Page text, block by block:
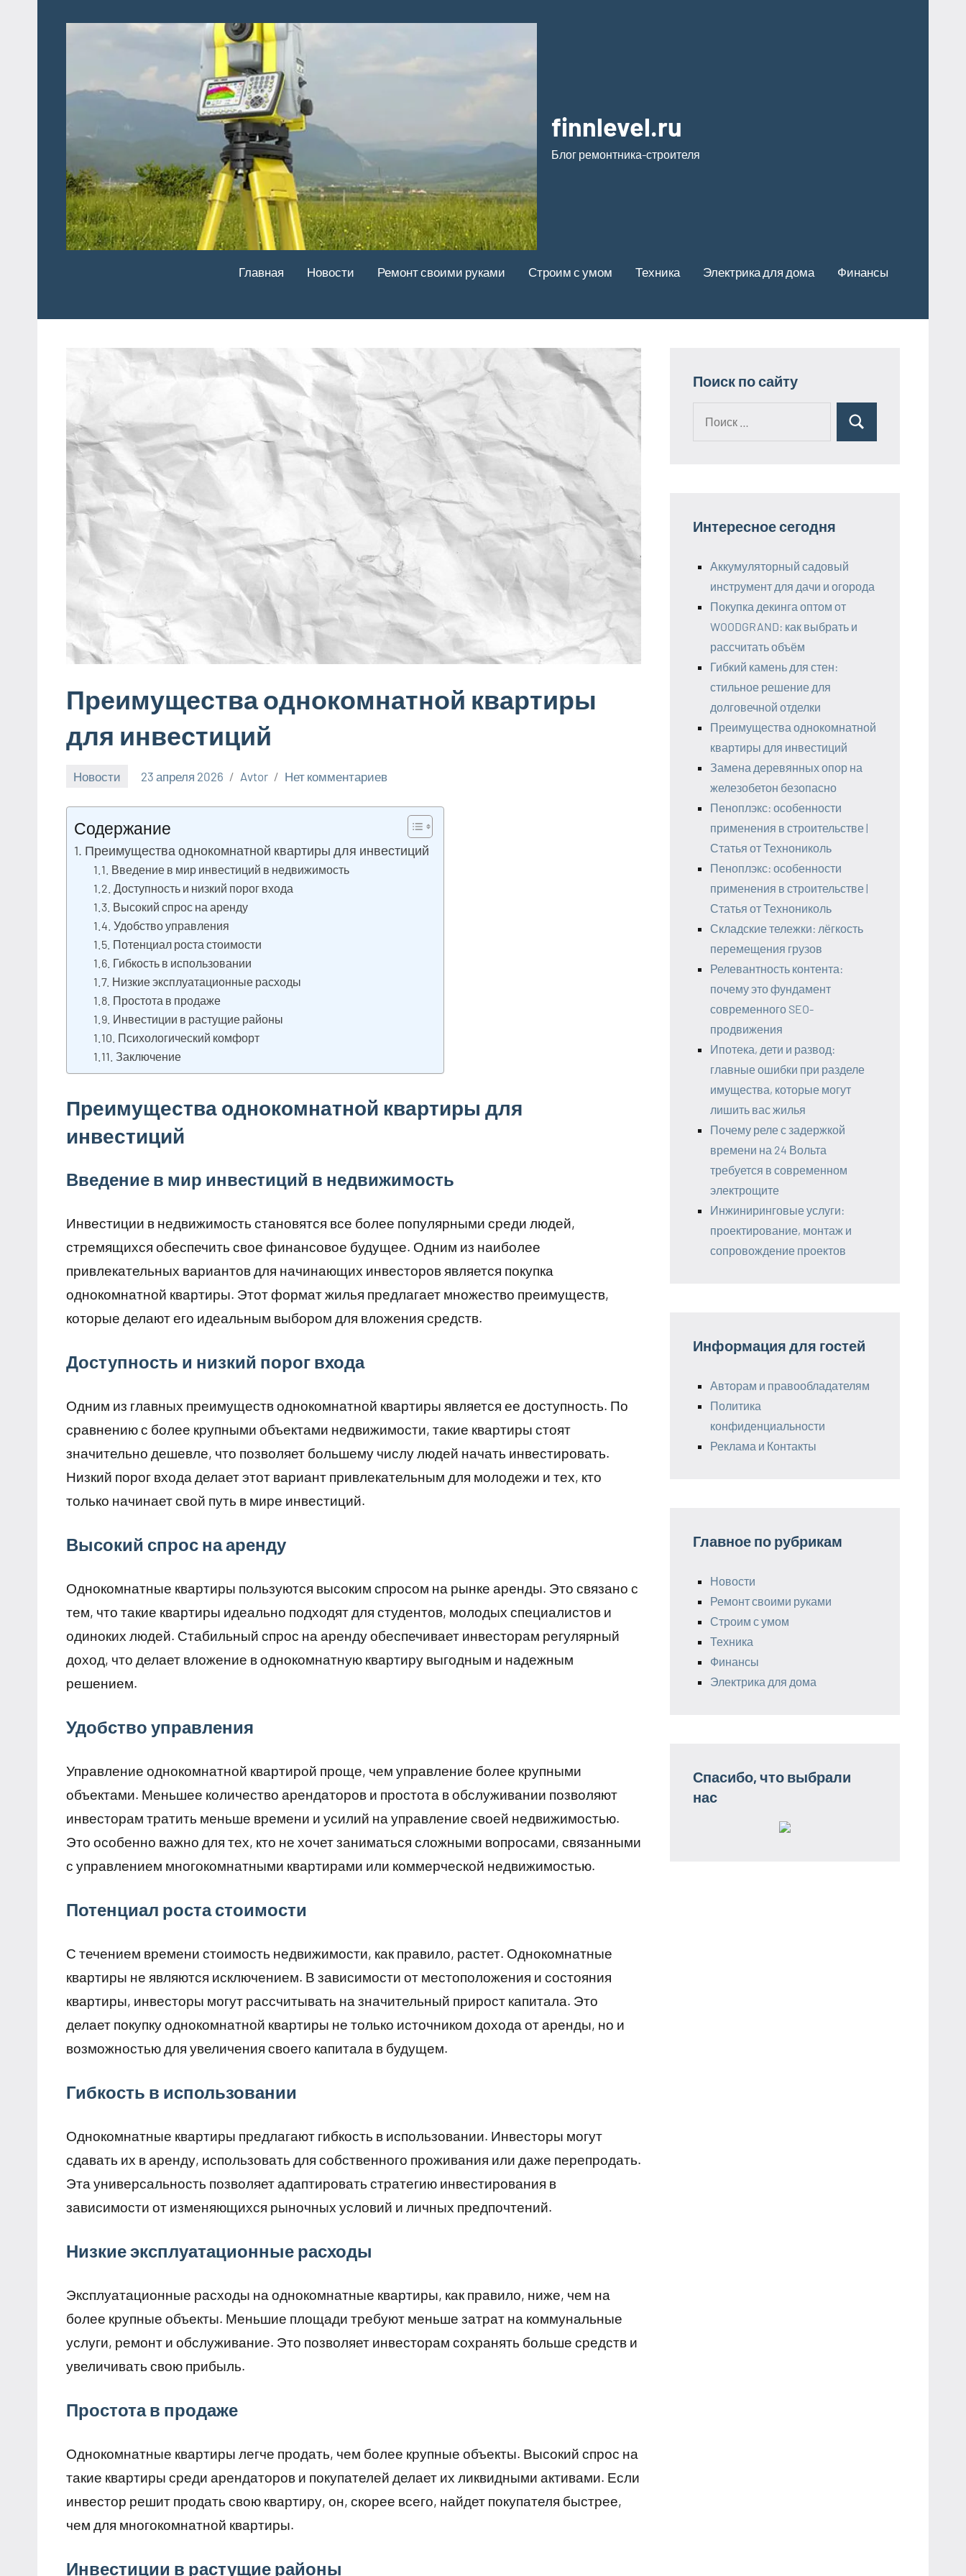
finnlevel.ru
Блог ремонтника-строителя
Главная Новости Ремонт своими руками Строим с умом Техника Электрика для дома Финансы
Преимущества однокомнатной квартиры
для инвестиций
Новости 23 апреля 2026 Avtor Нет комментариев
Содержание
Преимущества однокомнатной квартиры для инвестиций
Введение в мир инвестиций в недвижимость
Доступность и низкий порог входа
Высокий спрос на аренду
Удобство управления
Потенциал роста стоимости
Гибкость в использовании
Низкие эксплуатационные расходы
Простота в продаже
Инвестиции в растущие районы
Психологический комфорт
Заключение
Преимущества однокомнатной квартиры для
инвестиций
Введение в мир инвестиций в недвижимость
Инвестиции в недвижимость становятся все более популярными среди людей,
стремящихся обеспечить свое финансовое будущее. Одним из наиболее
привлекательных вариантов для начинающих инвесторов является покупка
однокомнатной квартиры. Этот формат жилья предлагает множество преимуществ,
которые делают его идеальным выбором для вложения средств.
Доступность и низкий порог входа
Одним из главных преимуществ однокомнатной квартиры является ее доступность. По
сравнению с более крупными объектами недвижимости, такие квартиры стоят
значительно дешевле, что позволяет большему числу людей начать инвестировать.
Низкий порог входа делает этот вариант привлекательным для молодежи и тех, кто
только начинает свой путь в мире инвестиций.
Высокий спрос на аренду
Однокомнатные квартиры пользуются высоким спросом на рынке аренды. Это связано с
тем, что такие квартиры идеально подходят для студентов, молодых специалистов и
одиноких людей. Стабильный спрос на аренду обеспечивает инвесторам регулярный
доход, что делает вложение в однокомнатную квартиру выгодным и надежным
решением.
Удобство управления
Управление однокомнатной квартирой проще, чем управление более крупными
объектами. Меньшее количество арендаторов и простота в обслуживании позволяют
инвесторам тратить меньше времени и усилий на управление своей недвижимостью.
Это особенно важно для тех, кто не хочет заниматься сложными вопросами, связанными
с управлением многокомнатными квартирами или коммерческой недвижимостью.
Потенциал роста стоимости
С течением времени стоимость недвижимости, как правило, растет. Однокомнатные
квартиры не являются исключением. В зависимости от местоположения и состояния
квартиры, инвесторы могут рассчитывать на значительный прирост капитала. Это
делает покупку однокомнатной квартиры не только источником дохода от аренды, но и
возможностью для увеличения своего капитала в будущем.
Гибкость в использовании
Однокомнатные квартиры предлагают гибкость в использовании. Инвесторы могут
сдавать их в аренду, использовать для собственного проживания или даже перепродать.
Эта универсальность позволяет адаптировать стратегию инвестирования в
зависимости от изменяющихся рыночных условий и личных предпочтений.
Низкие эксплуатационные расходы
Эксплуатационные расходы на однокомнатные квартиры, как правило, ниже, чем на
более крупные объекты. Меньшие площади требуют меньше затрат на коммунальные
услуги, ремонт и обслуживание. Это позволяет инвесторам сохранять больше средств и
увеличивать свою прибыль.
Простота в продаже
Однокомнатные квартиры легче продать, чем более крупные объекты. Высокий спрос на
такие квартиры среди арендаторов и покупателей делает их ликвидными активами. Если
инвестор решит продать свою квартиру, он, скорее всего, найдет покупателя быстрее,
чем для многокомнатной квартиры.
Инвестиции в растущие районы
Поиск по сайту
Поиск
Интересное сегодня
Аккумуляторный садовый
инструмент для дачи и огорода
Покупка декинга оптом от
WOODGRAND: как выбрать и
рассчитать объём
Гибкий камень для стен:
стильное решение для
долговечной отделки
Преимущества однокомнатной
квартиры для инвестиций
Замена деревянных опор на
железобетон безопасно
Пеноплэкс: особенности
применения в строительстве |
Статья от Технониколь
Пеноплэкс: особенности
применения в строительстве |
Статья от Технониколь
Складские тележки: лёгкость
перемещения грузов
Релевантность контента:
почему это фундамент
современного SEO-
продвижения
Ипотека, дети и развод:
главные ошибки при разделе
имущества, которые могут
лишить вас жилья
Почему реле с задержкой
времени на 24 Вольта
требуется в современном
электрощите
Инжиниринговые услуги:
проектирование, монтаж и
сопровождение проектов
Информация для гостей
Авторам и правообладателям
Политика
конфиденциальности
Реклама и Контакты
Главное по рубрикам
Новости
Ремонт своими руками
Строим с умом
Техника
Финансы
Электрика для дома
Спасибо, что выбрали
нас